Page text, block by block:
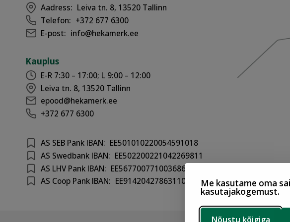
Me kasutame oma
kasutajakogemust.
Nõustu kõigiga
Aadress: Leiva tn. 8, 13520 Tallinn
Telefon: +372 677 6300
E-post: info@hekamerk.ee
Kauplus
E-R 7:30 – 17:00; L 9:00 – 12:00
Leiva tn. 8, 13520 Tallinn
epood@hekamerk.ee
+372 677 6300
AS SEB Pank IBAN: EE501010220054591018
AS Swedbank IBAN: EE502200221042269811
AS LHV Pank IBAN: EE567700771003686417
AS Coop Pank IBAN: EE914204278631100301